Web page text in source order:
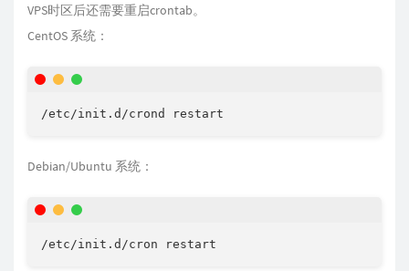
VPS时区后还需要重启crontab。
CentOS 系统：
Debian/Ubuntu 系统：
/etc/init.d/cron restart